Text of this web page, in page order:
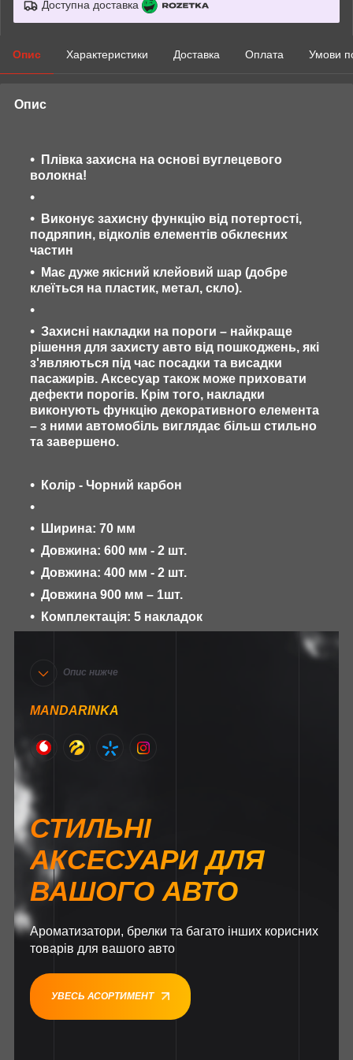
Доступна доставка
Опис Характеристики Доставка Оплата Умови
Опис
Плівка захисна на основі вуглецевого
волокна!
Виконує захисну функцію від потертості,
подряпин, відколів елементів обклеєних
частин
Має дуже якісний клейовий шар (добре
клеїться на пластик, метал, скло).
Захисні накладки на пороги – найкраще
рішення для захисту авто від пошкоджень, які
з'являються під час посадки та висадки
пасажирів. Аксесуар також може приховати
дефекти порогів. Крім того, накладки
виконують функцію декоративного елемента
– з ними автомобіль виглядає більш стильно
та завершено.
Колір - Чорний карбон
Ширина: 70 мм
Довжина: 600 мм - 2 шт.
Довжина: 400 мм - 2 шт.
Довжина 900 мм – 1шт.
Комплектація: 5 накладок
Опис нижче
MANDARINKA
СТИЛЬНІ
АКСЕСУАРИ ДЛЯ
ВАШОГО АВТО
Ароматизатори, брелки та багато інших корисних
товарів для вашого авто
УВЕСЬ АСОРТИМЕНТ